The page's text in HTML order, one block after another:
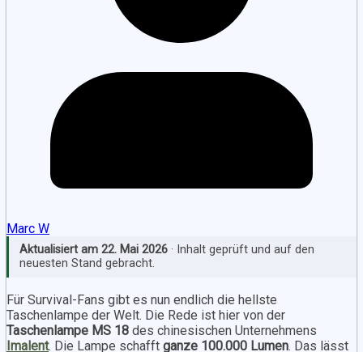
Marc W
Aktualisiert am 22. Mai 2026· Inhalt geprüft und auf den
neuesten Stand gebracht.
Für Survival-Fans gibt es nun endlich die hellste
Taschenlampe der Welt. Die Rede ist hier von der
Taschenlampe MS 18 des chinesischen Unternehmens
Imalent. Die Lampe schafft ganze 100.000 Lumen. Das lässt